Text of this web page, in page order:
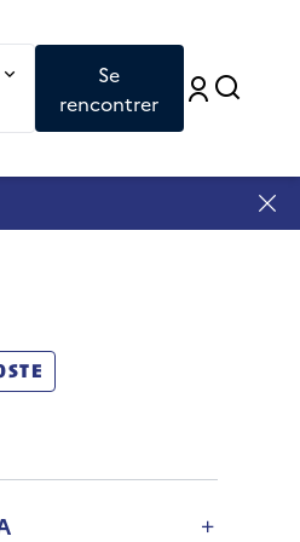
vers une nouvelle page :
Se
rencontrer